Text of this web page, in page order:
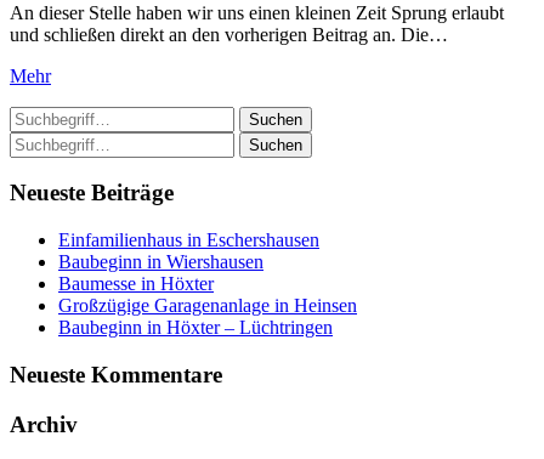
An dieser Stelle haben wir uns einen kleinen Zeit Sprung erlaubt
und schließen direkt an den vorherigen Beitrag an. Die…
Mehr
Suchen
Suchen
Neueste Beiträge
Einfamilienhaus in Eschershausen
Baubeginn in Wiershausen
Baumesse in Höxter
Großzügige Garagenanlage in Heinsen
Baubeginn in Höxter – Lüchtringen
Neueste Kommentare
Archiv